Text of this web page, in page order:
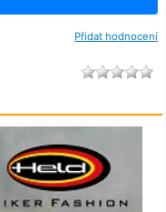
Přidat hodnocení